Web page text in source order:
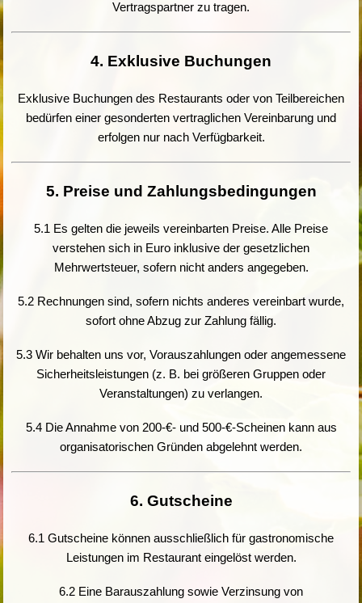
Vertragspartner zu tragen.
4. Exklusive Buchungen
Exklusive Buchungen des Restaurants oder von Teilbereichen
bedürfen einer gesonderten vertraglichen Vereinbarung und
erfolgen nur nach Verfügbarkeit.
5. Preise und Zahlungsbedingungen
5.1 Es gelten die jeweils vereinbarten Preise. Alle Preise
verstehen sich in Euro inklusive der gesetzlichen
Mehrwertsteuer, sofern nicht anders angegeben.
5.2 Rechnungen sind, sofern nichts anderes vereinbart wurde,
sofort ohne Abzug zur Zahlung fällig.
5.3 Wir behalten uns vor, Vorauszahlungen oder angemessene
Sicherheitsleistungen (z. B. bei größeren Gruppen oder
Veranstaltungen) zu verlangen.
5.4 Die Annahme von 200-€- und 500-€-Scheinen kann aus
organisatorischen Gründen abgelehnt werden.
6. Gutscheine
6.1 Gutscheine können ausschließlich für gastronomische
Leistungen im Restaurant eingelöst werden.
6.2 Eine Barauszahlung sowie Verzinsung von